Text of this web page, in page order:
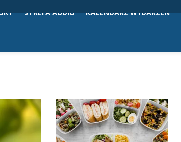
STREFA AUDIO KALENDARZ WYDARZEŃ